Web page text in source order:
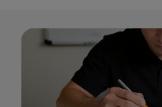
Macbook
/ iMac
Watch
Recondicionados
Novidades
Cabos
Promoções
Retomas